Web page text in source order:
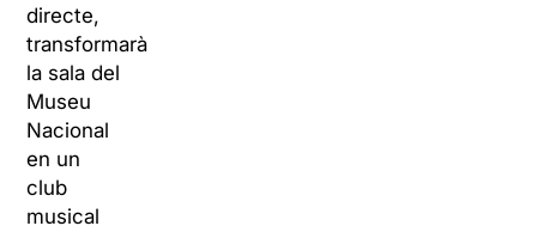
directe,
transformarà
la sala del
Museu
Nacional
en un
club
musical